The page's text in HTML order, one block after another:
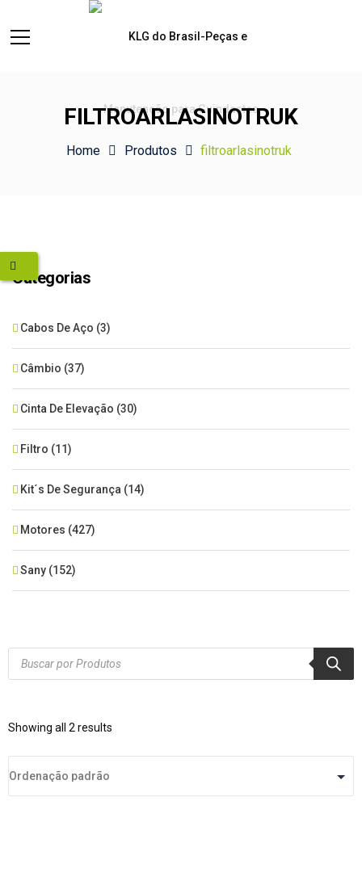
FILTROARLASINOTRUK
Home Produtos filtroarlasinotruk
Categorias
Cabos De Aço (3)
Câmbio (37)
Cinta De Elevação (30)
Filtro (11)
Kit´s De Segurança (14)
Motores (427)
Sany (152)
Xcmg(425)
Products
search
Showing all 2 results